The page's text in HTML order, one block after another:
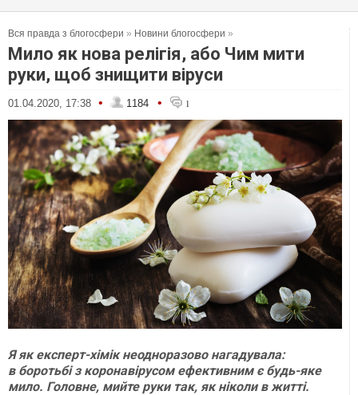
Вся правда з блогосфери » Новини блогосфери »
Мило як нова релігія, або Чим мити
руки, щоб знищити віруси
01.04.2020, 17:38 • 1184 • 1
Я як експерт-хімік неодноразово нагадувала:
в боротьбі з коронавірусом ефективним є будь-яке
мило. Головне, мийте руки так, як ніколи в житті.